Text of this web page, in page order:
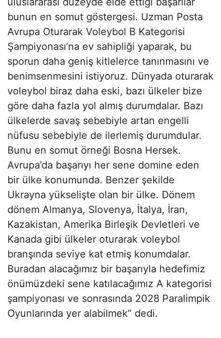
bunun en somut göstergesi. Uzman Posta
Avrupa Oturarak Voleybol B Kategorisi
Şampiyonası’na ev sahipliği yaparak, bu
sporun daha geniş kitlelerce tanınmasını ve
benimsenmesini istiyoruz. Dünyada oturarak
voleybol biraz daha eski, bazı ülkeler bize
göre daha fazla yol almış durumdalar. Bazı
ülkelerde savaş sebebiyle artan engelli
nüfusu sebebiyle de ilerlemiş durumdular.
Bunu en somut örneği Bosna Hersek.
Avrupa’da başarıyı her sene domine eden
bir ülke konumunda. Benzer şekilde
Ukrayna yükselişte olan bir ülke. Dönem
dönem Almanya, Slovenya, İtalya, İran,
Kazakistan, Amerika Birleşik Devletleri ve
Kanada gibi ülkeler oturarak voleybol
branşında seviye kat etmiş konumdalar.
Buradan alacağımız bir başarıyla hedefimiz
önümüzdeki sene katılacağımız A kategorisi
şampiyonası ve sonrasında 2028 Paralimpik
Oyunlarında yer alabilmek” dedi.